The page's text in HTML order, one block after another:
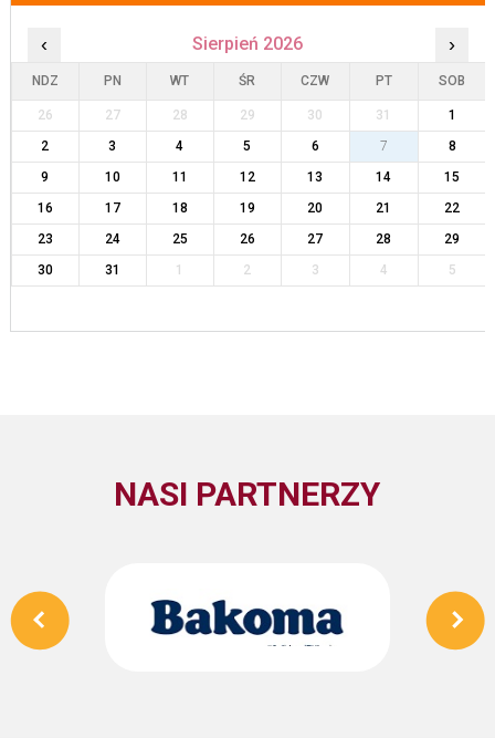
‹ Sierpień 2026 ›
NDZ PN WT ŚR CZW PT SOB
26 27 28 29 30 31
1
2
3 4 5 6 7
8
9
10 11 12 13 14
15
16
17 18 19 20 21
22
23
24 25 26 27 28
29
30
31 1 2 3 4 5
NASI PARTNERZY